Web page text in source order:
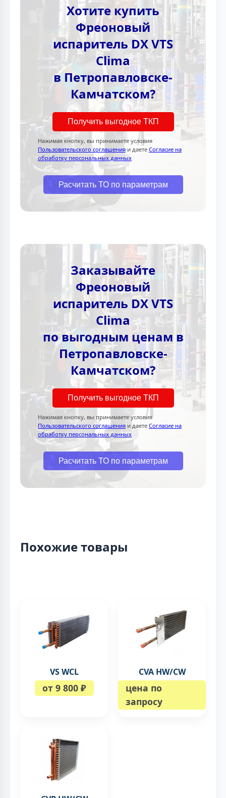
Хотите купить
Фреоновый
испаритель DX VTS
Clima
в Петропавловске-
Камчатском?
Получить выгодное ТКП
Нажимая кнопку, вы принимаете условия
Пользовательского соглашения и даете Согласие на
обработку персональных данных
Расчитать ТО по параметрам
Заказывайте
Фреоновый
испаритель DX VTS
Clima
по выгодным ценам в
Петропавловске-
Камчатском?
Получить выгодное ТКП
Нажимая кнопку, вы принимаете условия
Пользовательского соглашения и даете Согласие на
обработку персональных данных
Расчитать ТО по параметрам
Похожие товары
VS WCL
от 9 800 ₽
CVA HW/CW
цена по
запросу